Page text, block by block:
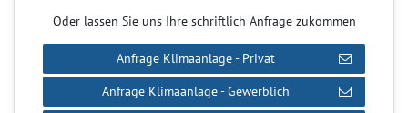
Oder lassen Sie uns Ihre schriftlich Anfrage zukommen
Anfrage Klimaanlage - Privat
Anfrage Klimaanlage - Gewerblich